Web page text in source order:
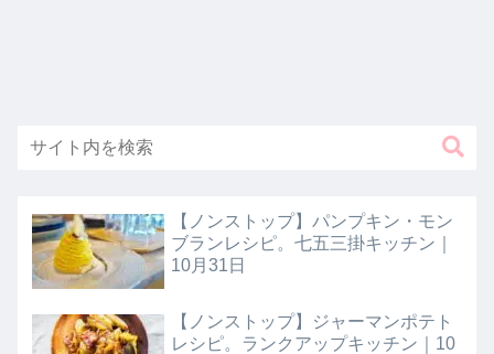
【ノンストップ】パンプキン・モン
ブランレシピ。七五三掛キッチン｜
10月31日
【ノンストップ】ジャーマンポテト
レシピ。ランクアップキッチン｜10